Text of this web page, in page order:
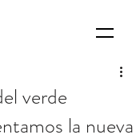
verde
la nueva